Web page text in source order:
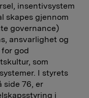
insentivsystem
skapes gjennom
governance)
ansvarlighet og
god
som
I styrets
side 76, er
i